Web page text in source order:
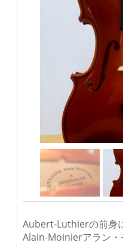
Aubert-Luthierの前身
Alain-Moinierアラン・